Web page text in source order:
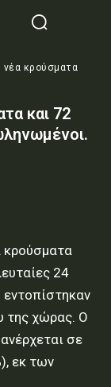
νέα κρούσματα
και 72
κρούσματα
24
της χώρας. Ο
σε
εκ των